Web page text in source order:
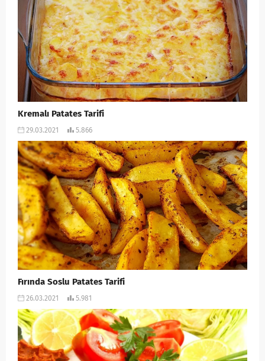
Kremalı Patates Tarifi
29.03.2021 5.866
Fırında Soslu Patates Tarifi
26.03.2021 5.981